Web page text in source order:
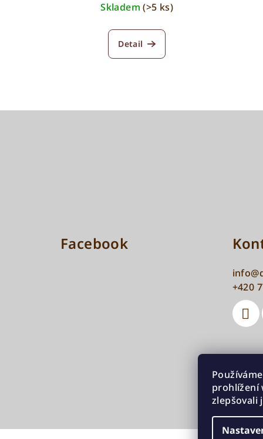
prohlížení
zlepšovali
Skladem(>5 ks)
Detail
Facebook
info@
+420